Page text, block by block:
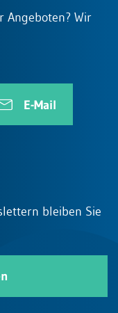
Angeboten? Wir
E-Mail
bleiben Sie